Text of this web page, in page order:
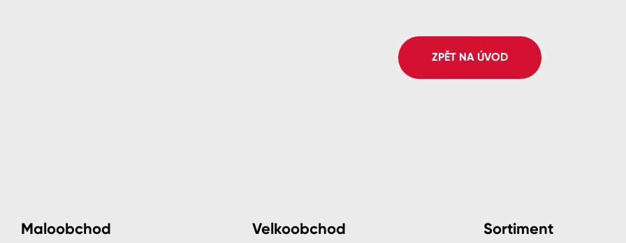
ZPĚT NA ÚVOD
Maloobchod Velkoobchod Sortiment